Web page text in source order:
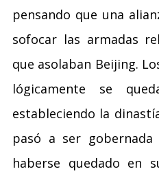
pensando que una
sofocar las armadas
que asolaban Beijing.
lógicamente se
estableciendo la
pasó a ser
haberse quedado en